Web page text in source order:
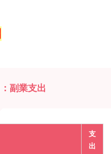
副業支出
支
出